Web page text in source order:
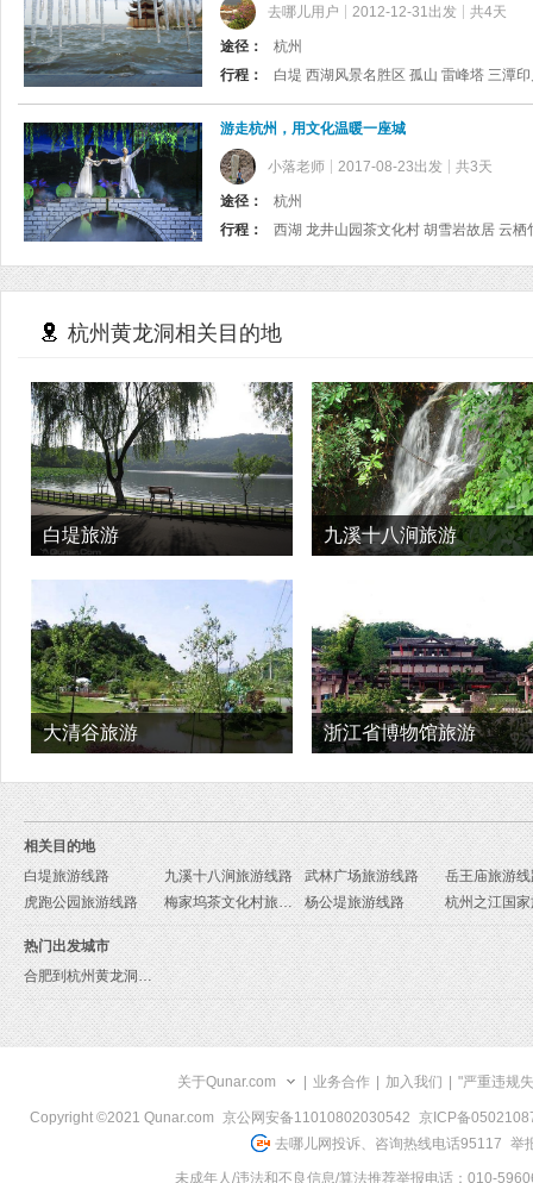
去哪儿用户 2012-12-31出发 共4天
途径：
杭州
行程：
游走杭州，用文化温暖一座城
小落老师 2017-08-23出发 共3天
途径：
杭州
行程：
杭州黄龙洞相关目的地
白堤旅游 九溪十八涧旅游
大清谷旅游 浙江省博物馆旅游
相关目的地
白堤旅游线路
九溪十八涧旅游线路 武林广场旅游线路
岳王庙旅游
虎跑公园旅游线路
梅家坞茶文化村旅游线路 杨公堤旅游线路
热门出发城市
合肥到杭州黄龙洞旅游报价
关于Qunar.com 业务合作 加入我们 "严重违规
Copyright ©2021 Qunar.com 京公网安备11010802030542
京ICP备
去哪儿网投诉、咨询热线电话95117 举
未成年人/违法和不良信息/算法推荐举报电话：010-